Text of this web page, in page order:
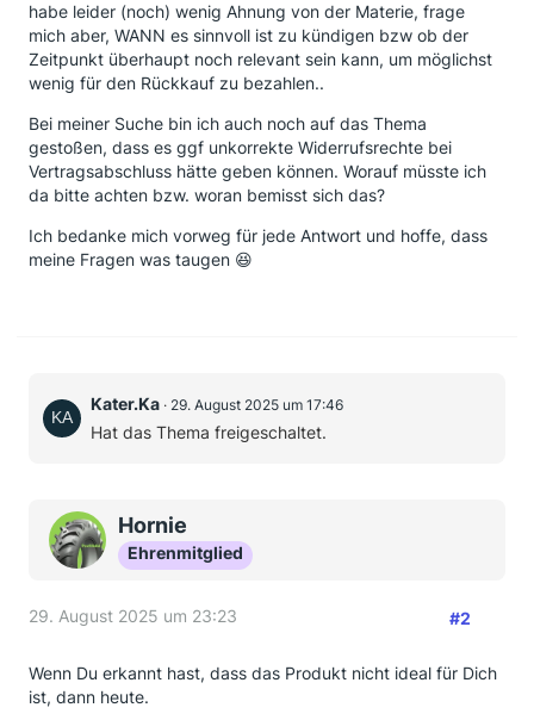
habe leider (noch) wenig Ahnung von der Materie, frage
mich aber, WANN es sinnvoll ist zu kündigen bzw ob der
Zeitpunkt überhaupt noch relevant sein kann, um möglichst
wenig für den Rückkauf zu bezahlen..
Bei meiner Suche bin ich auch noch auf das Thema
gestoßen, dass es ggf unkorrekte Widerrufsrechte bei
Vertragsabschluss hätte geben können. Worauf müsste ich
da bitte achten bzw. woran bemisst sich das?
Ich bedanke mich vorweg für jede Antwort und hoffe, dass
meine Fragen was taugen 😆
Kater.Ka 29. August 2025 um 17:46
Hat das Thema freigeschaltet.
Hornie
Ehrenmitglied
29. August 2025 um 23:23 #2
Wenn Du erkannt hast, dass das Produkt nicht ideal für Dich
ist, dann heute.